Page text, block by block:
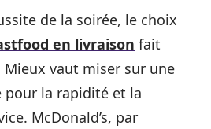
de la soirée, le choix
en livraison fait
vaut miser sur une
pour la rapidité et la
McDonald’s, par